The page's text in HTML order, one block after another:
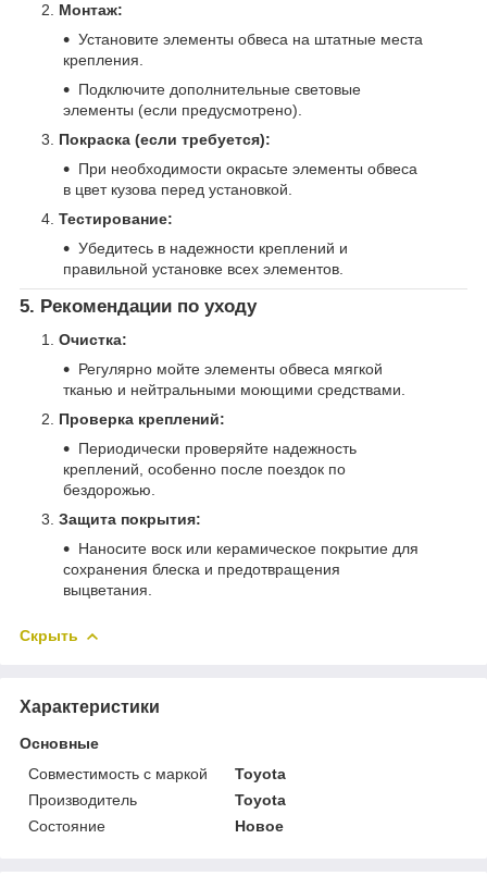
Монтаж:
Установите элементы обвеса на штатные места
крепления.
Подключите дополнительные световые
элементы (если предусмотрено).
Покраска (если требуется):
При необходимости окрасьте элементы обвеса
в цвет кузова перед установкой.
Тестирование:
Убедитесь в надежности креплений и
правильной установке всех элементов.
5. Рекомендации по уходу
Очистка:
Регулярно мойте элементы обвеса мягкой
тканью и нейтральными моющими средствами.
Проверка креплений:
Периодически проверяйте надежность
креплений, особенно после поездок по
бездорожью.
Защита покрытия:
Наносите воск или керамическое покрытие для
сохранения блеска и предотвращения
выцветания.
Скрыть
Характеристики
Основные
Совместимость с маркой
Toyota
Производитель
Toyota
Состояние
Новое